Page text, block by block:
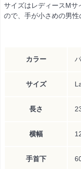
サイズはレディースMサ
ので、手が小さめの男性
カラー
サイズ
長さ
横幅
手首下